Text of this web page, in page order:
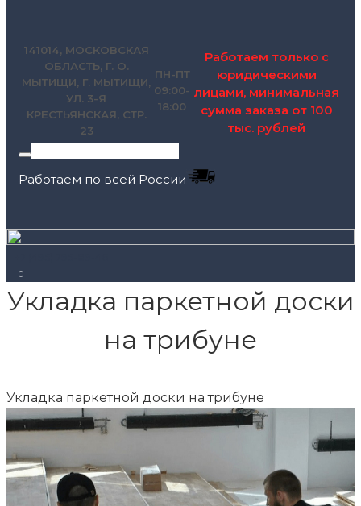
141014, МОСКОВСКАЯ
ОБЛАСТЬ, Г. О.
МЫТИЩИ, Г. МЫТИЩИ,
УЛ. 3-Я
КРЕСТЬЯНСКАЯ, СТР.
23
ПН-ПТ
09:00-
18:00
Работаем только с
юридическими
лицами, минимальная
сумма заказа от 100
тыс. рублей
Работаем по всей России
0
Укладка паркетной доски
на трибуне
Укладка паркетной доски на трибуне